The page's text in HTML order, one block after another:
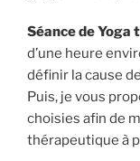
Séance de Yoga
d’une heure
définir la cause
Puis, je vous
choisies afin de
thérapeutique à